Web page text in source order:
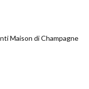
Maison di Champagne